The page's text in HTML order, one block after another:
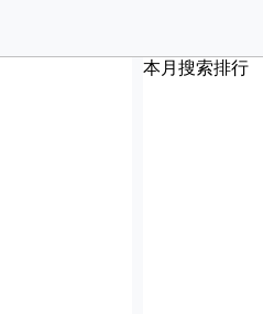
本月搜索排行